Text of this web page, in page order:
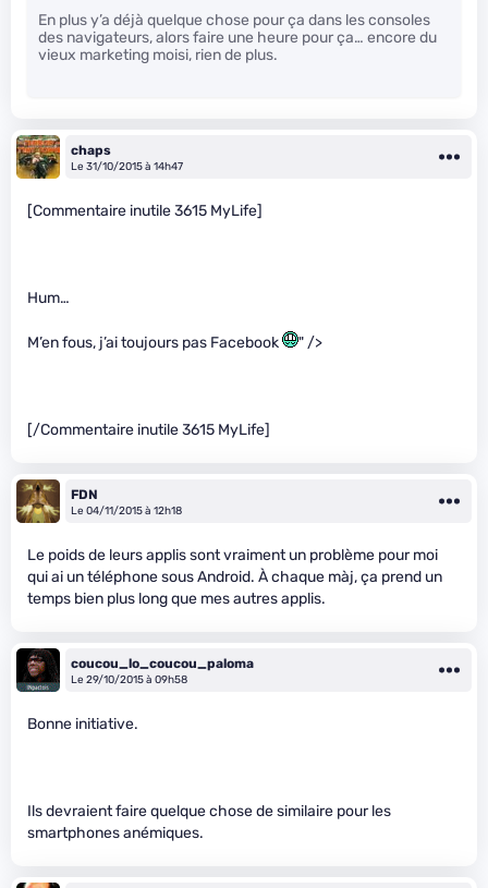
En plus y’a déjà quelque chose pour ça dans les consoles
des navigateurs, alors faire une heure pour ça… encore du
vieux marketing moisi, rien de plus.
chaps
Le 31/10/2015 à 14h47
[Commentaire inutile 3615 MyLife]
Hum…
M’en fous, j’ai toujours pas Facebook " />
[/Commentaire inutile 3615 MyLife]
FDN
Le 04/11/2015 à 12h18
Le poids de leurs applis sont vraiment un problème pour moi
qui ai un téléphone sous Android. À chaque màj, ça prend un
temps bien plus long que mes autres applis.
coucou_lo_coucou_paloma
Le 29/10/2015 à 09h58
Bonne initiative.
Ils devraient faire quelque chose de similaire pour les
smartphones anémiques.